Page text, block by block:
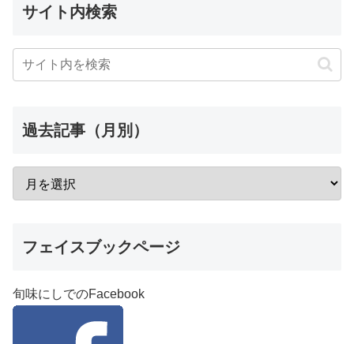
サイト内検索
過去記事（月別）
フェイスブックページ
旬味にしでのFacebook